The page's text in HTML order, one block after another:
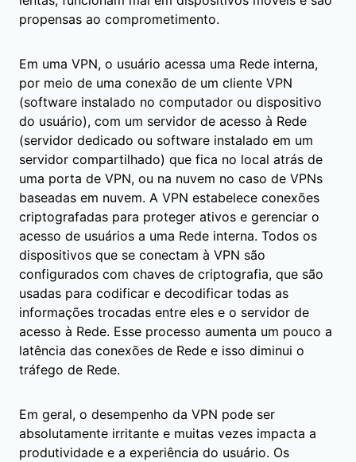
propensas ao comprometimento.
Em uma VPN, o usuário acessa uma Rede interna,
por meio de uma conexão de um cliente VPN
(software instalado no computador ou dispositivo
do usuário), com um servidor de acesso à Rede
(servidor dedicado ou software instalado em um
servidor compartilhado) que fica no local atrás de
uma porta de VPN, ou na nuvem no caso de VPNs
baseadas em nuvem. A VPN estabelece conexões
criptografadas para proteger ativos e gerenciar o
acesso de usuários a uma Rede interna. Todos os
dispositivos que se conectam à VPN são
configurados com chaves de criptografia, que são
usadas para codificar e decodificar todas as
informações trocadas entre eles e o servidor de
acesso à Rede. Esse processo aumenta um pouco a
latência das conexões de Rede e isso diminui o
tráfego de Rede.
Em geral, o desempenho da VPN pode ser
absolutamente irritante e muitas vezes impacta a
produtividade e a experiência do usuário. Os